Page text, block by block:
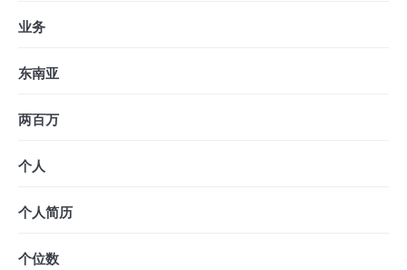
业务
东南亚
两百万
个人
个人简历
个位数